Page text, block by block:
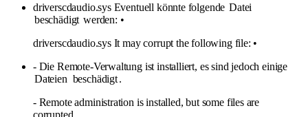
driverscdaudio.sys Eventuell könnte folgende Datei
beschädigt werden: •
driverscdaudio.sys It may corrupt the following file: •
- Die Remote-Verwaltung ist installiert, es sind jedoch einige
Dateien beschädigt.
- Remote administration is installed, but some files are
corrupted.